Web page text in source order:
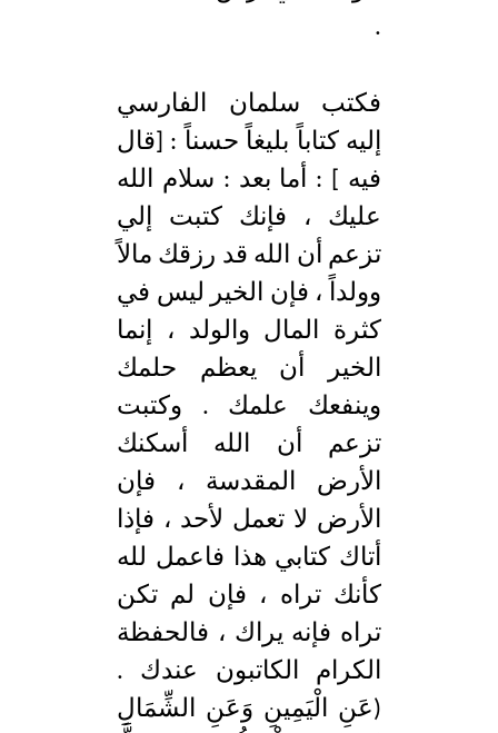
.
فكتب سلمان الفارسي
إليه كتاباً بليغاً حسناً : [قال
فيه ] : أما بعد : سلام الله
عليك ، فإنك كتبت إلي
تزعم أن الله قد رزقك مالاً
وولداً ، فإن الخير ليس في
كثرة المال والولد ، إنما
الخير أن يعظم حلمك
وينفعك علمك . وكتبت
تزعم أن الله أسكنك
الأرض المقدسة ، فإن
الأرض لا تعمل لأحد ، فإذا
أتاك كتابي هذا فاعمل لله
كأنك تراه ، فإن لم تكن
تراه فإنه يراك ، فالحفظة
الكرام الكاتبون عندك .
(عَنِ الْيَمِينِ وَعَنِ الشِّمَالِ